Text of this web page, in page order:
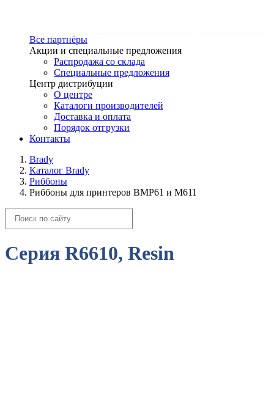
Все партнёры
Акции и специальные предложения
Распродажа со склада
Специальные предложения
Центр дистрибуции
О центре
Каталоги производителей
Доставка и оплата
Порядок отгрузки
Контакты
Brady
Каталог Brady
Риббоны
Риббоны для принтеров BMP61 и M611
Серия R6610, Resin